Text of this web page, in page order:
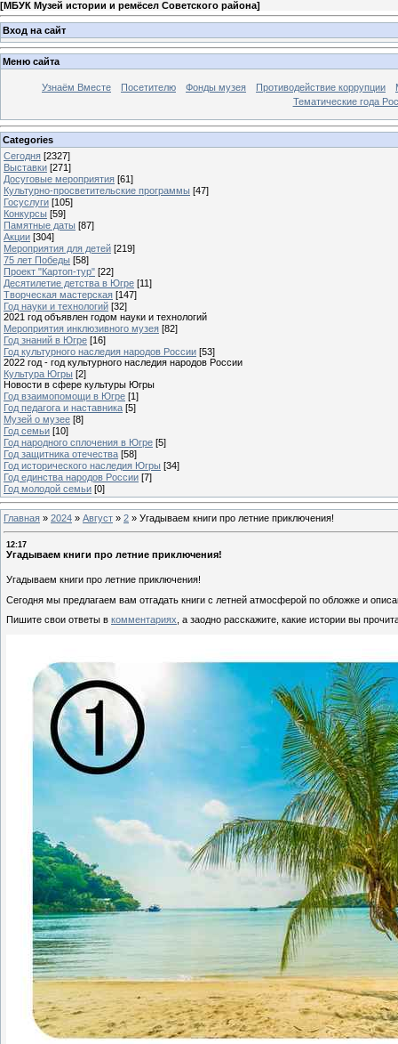
[МБУК Музей истории и ремёсел Советского района]
Вход на сайт
Меню сайта
Узнаём Вместе Посетителю Фонды музея Противодействие коррупции
Тематические года
Categories
Сегодня [2327]
Выставки [271]
Досуговые мероприятия [61]
Культурно-просветительские программы [47]
Госуслуги [105]
Конкурсы [59]
Памятные даты [87]
Акции [304]
Мероприятия для детей [219]
75 лет Победы [58]
Проект "Картоп-тур" [22]
Десятилетие детства в Югре [11]
Творческая мастерская [147]
Год науки и технологий [32]
2021 год объявлен годом науки и технологий
Мероприятия инклюзивного музея [82]
Год знаний в Югре [16]
Год культурного наследия народов России [53]
2022 год - год культурного наследия народов России
Культура Югры [2]
Новости в сфере культуры Югры
Год взаимопомощи в Югре [1]
Год педагога и наставника [5]
Музей о музее [8]
Год семьи [10]
Год народного сплочения в Югре [5]
Год защитника отечества [58]
Год исторического наследия Югры [34]
Год единства народов России [7]
Год молодой семьи [0]
Главная » 2024 » Август » 2 » Угадываем книги про летние приключения!
12:17
Угадываем книги про летние приключения!
Угадываем книги про летние приключения!
Сегодня мы предлагаем вам отгадать книги с летней атмосферой по обложке и
Пишите свои ответы в комментариях , а заодно расскажите, какие истории вы